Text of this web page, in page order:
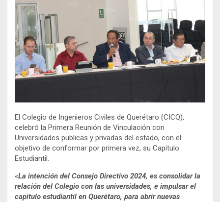
El Colegio de Ingenieros Civiles de Querétaro (CICQ),
celebró la Primera Reunión de Vinculación con
Universidades publicas y privadas del estado, con el
objetivo de conformar por primera vez, su Capitulo
Estudiantil.
«La intención del Consejo Directivo 2024, es consolidar la
relación del Colegio con las universidades, e impulsar el
capitulo estudiantil en Querétaro, para abrir nuevas